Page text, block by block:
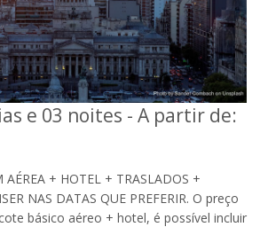
e 03 noites - A partir de:
AÉREA + HOTEL + TRASLADOS +
NAS DATAS QUE PREFERIR. O preço
básico aéreo + hotel, é possível incluir